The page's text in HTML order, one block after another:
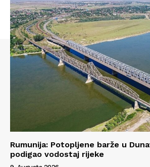
Rumunija: Potopljene barže u
podigao vodostaj rijeke